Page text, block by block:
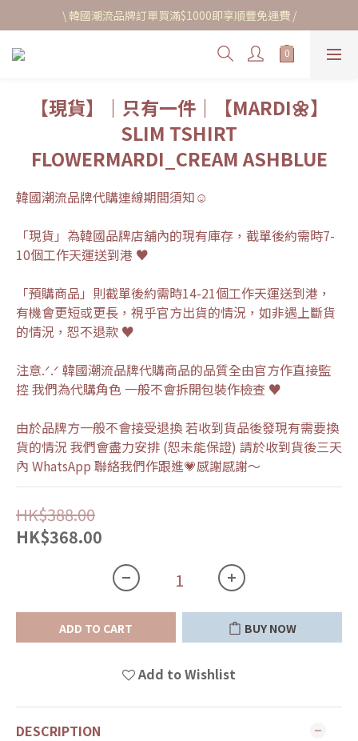
\ 韓國潮流品牌訂單買滿$1000即享順豐免運費 /
【現貨】｜只有一件｜【MARDI🌼】
SLIM TSHIRT
FLOWERMARDI_CREAM ASHBLUE
韓國潮流品牌代購連線期間須知☺︎
「現貨」為韓國品牌店舖內的現有庫存，截單後約需時7-
10個工作天運送到港 ♥
「預購商品」則截單後約需時14-21個工作天運送到港，
有機會更短或更長，視乎官方出貨的情況，如非遇上斷貨
的情況，恕不退款 ♥
注意.ᐟ.ᐟ 韓國潮流品牌代購商品的品質全由官方作直接監
控 我們為代購角色 一般不會拆開包裝作檢查 ♥
由於品牌方一般不會接受退換 若收到貨品後發現有需要換
貨的情況 我們會盡力安排 (恕未能保證) 請於收到貨後三天
內 WhatsApp 聯絡我們作跟進💗感謝感謝～
HK$388.00
HK$368.00
ADD TO CART BUY NOW
Add to Wishlist
DESCRIPTION